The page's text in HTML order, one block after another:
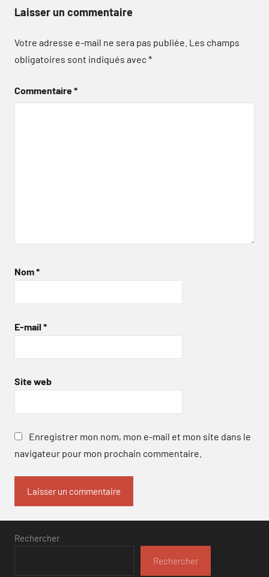
Laisser un commentaire
Votre adresse e-mail ne sera pas publiée. Les champs
obligatoires sont indiqués avec*
Commentaire*
Nom*
E-mail *
Site web
Enregistrer mon nom, mon e-mail et mon site dans le
navigateur pour mon prochain commentaire.
Rechercher
Rechercher